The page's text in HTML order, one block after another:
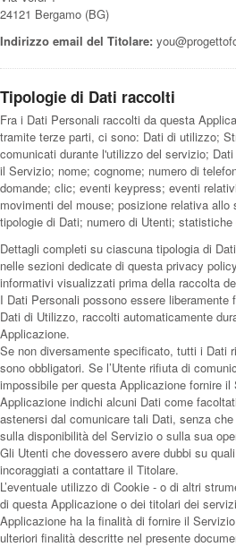
24121 Bergamo (BG)
Indirizzo email del Titolare:
Tipologie di Dati raccolti
Fra i Dati Personali raccolti da questa
tramite terze parti, ci sono: Dati di utilizzo;
comunicati durante l'utilizzo del servizio;
il Servizio; nome; cognome; numero di
domande; clic; eventi keypress; eventi
movimenti del mouse; posizione relativa
tipologie di Dati; numero di Utenti;
Dettagli completi su ciascuna tipologia di
nelle sezioni dedicate di questa privacy
informativi visualizzati prima della raccolta
I Dati Personali possono essere liberamente
Dati di Utilizzo, raccolti automaticamente
Applicazione.
Se non diversamente specificato, tutti i Dati
sono obbligatori. Se l’Utente rifiuta di
impossibile per questa Applicazione fornire
Applicazione indichi alcuni Dati come
astenersi dal comunicare tali Dati, senza
sulla disponibilità del Servizio o sulla sua
Gli Utenti che dovessero avere dubbi su
incoraggiati a contattare il Titolare.
L’eventuale utilizzo di Cookie - o di altri
di questa Applicazione o dei titolari dei
Applicazione ha la finalità di fornire il
ulteriori finalità descritte nel presente